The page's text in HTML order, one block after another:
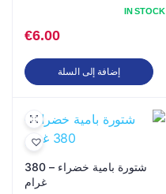
IN STOCK
€6.00
إضافة إلى السلة
شتورة بامية خضراء – 380
غرام